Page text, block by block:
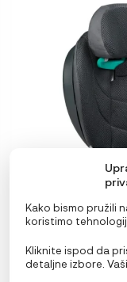
Kako bismo pružili
koristimo
omogućit će nama
podataka kao što
jedinstveni ID-ovi
Kliknite ispod da
detaljne izbore.